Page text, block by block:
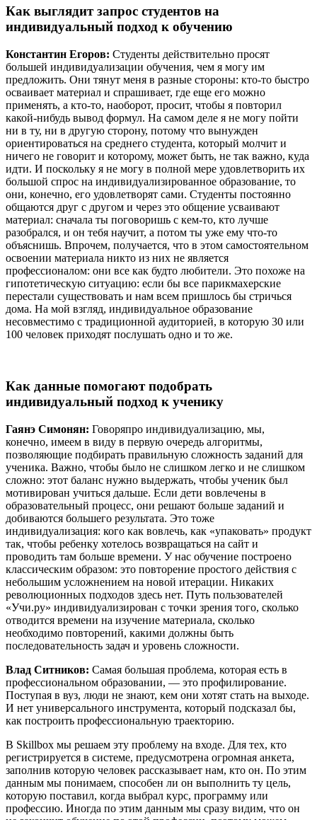
Как выглядит запрос студентов на
индивидуальный подход к обучению
Константин Егоров: Студенты действительно просят
большей индивидуализации обучения, чем я могу им
предложить. Они тянут меня в разные стороны: кто-то быстро
осваивает материал и спрашивает, где еще его можно
применять, а кто-то, наоборот, просит, чтобы я повторил
какой-нибудь вывод формул. На самом деле я не могу пойти
ни в ту, ни в другую сторону, потому что вынужден
ориентироваться на среднего студента, который молчит и
ничего не говорит и которому, может быть, не так важно, куда
идти. И поскольку я не могу в полной мере удовлетворить их
большой спрос на индивидуализированное образование, то
они, конечно, его удовлетворят сами. Студенты постоянно
общаются друг с другом и через это общение усваивают
материал: сначала ты поговоришь с кем-то, кто лучше
разобрался, и он тебя научит, а потом ты уже ему что-то
объяснишь. Впрочем, получается, что в этом самостоятельном
освоении материала никто из них не является
профессионалом: они все как будто любители. Это похоже на
гипотетическую ситуацию: если бы все парикмахерские
перестали существовать и нам всем пришлось бы стричься
дома. На мой взгляд, индивидуальное образование
несовместимо с традиционной аудиторией, в которую 30 или
100 человек приходят послушать одно и то же.
Как данные помогают подобрать
индивидуальный подход к ученику
Гаянэ Симонян: Говоряпро индивидуализацию, мы,
конечно, имеем в виду в первую очередь алгоритмы,
позволяющие подбирать правильную сложность заданий для
ученика. Важно, чтобы было не слишком легко и не слишком
сложно: этот баланс нужно выдержать, чтобы ученик был
мотивирован учиться дальше. Если дети вовлечены в
образовательный процесс, они решают больше заданий и
добиваются большего результата. Это тоже
индивидуализация: кого как вовлечь, как «упаковать» продукт
так, чтобы ребенку хотелось возвращаться на сайт и
проводить там больше времени. У нас обучение построено
классическим образом: это повторение простого действия с
небольшим усложнением на новой итерации. Никаких
революционных подходов здесь нет. Путь пользователей
«Учи.ру» индивидуализирован с точки зрения того, сколько
отводится времени на изучение материала, сколько
необходимо повторений, какими должны быть
последовательность задач и уровень сложности.
Влад Ситников: Самая большая проблема, которая есть в
профессиональном образовании, — это профилирование.
Поступая в вуз, люди не знают, кем они хотят стать на выходе.
И нет универсального инструмента, который подсказал бы,
как построить профессиональную траекторию.
В Skillbox мы решаем эту проблему на входе. Для тех, кто
регистрируется в системе, предусмотрена огромная анкета,
заполнив которую человек рассказывает нам, кто он. По этим
данным мы понимаем, способен ли он выполнить ту цель,
которую поставил, когда выбрал курс, программу или
профессию. Иногда по этим данным мы сразу видим, что он